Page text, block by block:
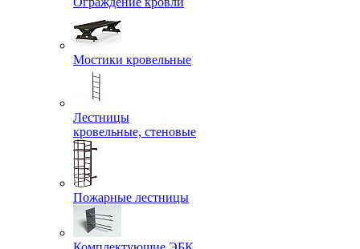
Мостики кровельные
Лестницы
кровельные, стеновые
Пожарные лестницы